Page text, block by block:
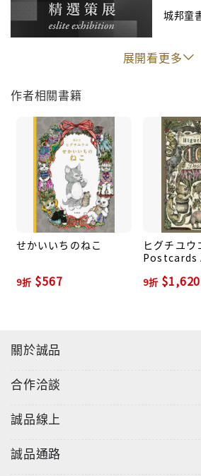
【迷誠品編輯推薦】
標題｜17歲必讀書單！跟著《反正
曉樂、栢青挑選陪你長大的靈魂好
撰文｜迷誠品內容中心
如果閱讀是一把開啟內心的鑰匙，
哪扇門？
與掙扎，而栢青則在塔羅與繪本間尋
的私房書單。讓我們跟著他們的視角
城邦童
展開看更多
作者相關書籍
せかいいちのねこ
9折 $567
ヒグチユウ
Postcards
9折 $1,620
關於誠品
合作洽談
誠品線上
誠品通路